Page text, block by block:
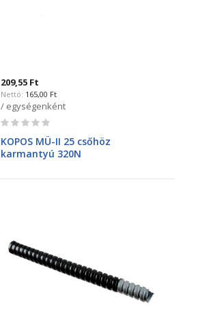
209,55 Ft
165,00 Ft
/ egységenként
Rating:
KOPOS MÜ-II 25 csőhöz
karmantyú 320N